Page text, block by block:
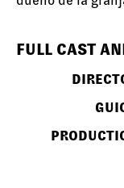
FULL CAST